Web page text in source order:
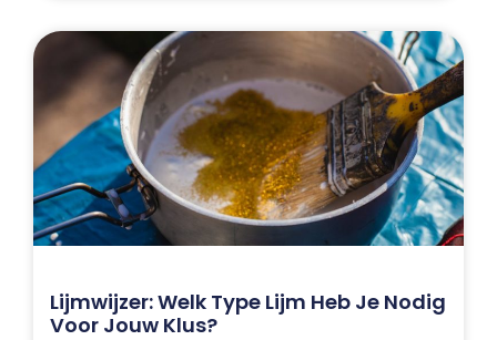
Lijmwijzer: Welk Type Lijm Heb Je Nodig
Voor Jouw Klus?